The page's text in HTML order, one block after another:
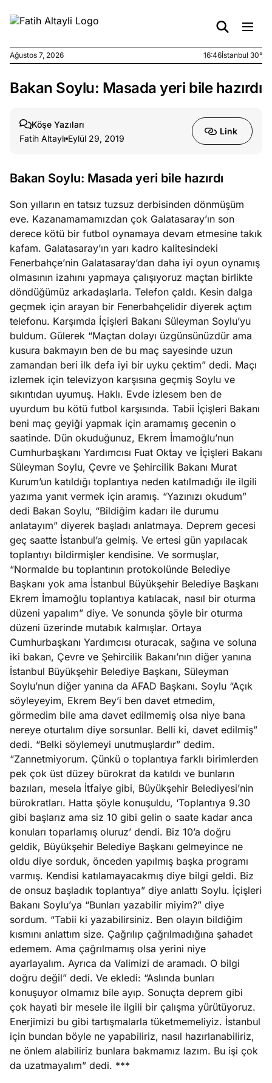
Ağustos
kirli
6, 2026
yasalar
Ağustos
5, 2026
stok
caiz
Köşe
Yazıları
Spor
Yazıları
Yazıları
Ağustos 7, 2026 16:46İstanbul 30°
Bakan Soylu: Masada yeri bile hazırdı
Köşe Yazıları
Fatih Altaylı Eylül 29, 2019
Link
Bakan Soylu: Masada yeri bile hazırdı
Son yılların en tatsız tuzsuz derbisinden dönmüşüm
eve. Kazanamamamızdan çok Galatasaray’ın son
derece kötü bir futbol oynamaya devam etmesine takık
kafam. Galatasaray’ın yarı kadro kalitesindeki
Fenerbahçe’nin Galatasaray’dan daha iyi oyun oynamış
olmasının izahını yapmaya çalışıyoruz maçtan birlikte
döndüğümüz arkadaşlarla. Telefon çaldı. Kesin dalga
geçmek için arayan bir Fenerbahçelidir diyerek açtım
telefonu. Karşımda İçişleri Bakanı Süleyman Soylu’yu
buldum. Gülerek “Maçtan dolayı üzgünsünüzdür ama
kusura bakmayın ben de bu maç sayesinde uzun
zamandan beri ilk defa iyi bir uyku çektim” dedi. Maçı
izlemek için televizyon karşısına geçmiş Soylu ve
sıkıntıdan uyumuş. Haklı. Evde izlesem ben de
uyurdum bu kötü futbol karşısında. Tabii İçişleri Bakanı
beni maç geyiği yapmak için aramamış gecenin o
saatinde. Dün okuduğunuz, Ekrem İmamoğlu’nun
Cumhurbaşkanı Yardımcısı Fuat Oktay ve İçişleri Bakanı
Süleyman Soylu, Çevre ve Şehircilik Bakanı Murat
Kurum’un katıldığı toplantıya neden katılmadığı ile ilgili
yazıma yanıt vermek için aramış. “Yazınızı okudum”
dedi Bakan Soylu, “Bildiğim kadarı ile durumu
anlatayım” diyerek başladı anlatmaya. Deprem gecesi
geç saatte İstanbul’a gelmiş. Ve ertesi gün yapılacak
toplantıyı bildirmişler kendisine. Ve sormuşlar,
“Normalde bu toplantının protokolünde Belediye
Başkanı yok ama İstanbul Büyükşehir Belediye Başkanı
Ekrem İmamoğlu toplantıya katılacak, nasıl bir oturma
düzeni yapalım” diye. Ve sonunda şöyle bir oturma
düzeni üzerinde mutabık kalmışlar. Ortaya
Cumhurbaşkanı Yardımcısı oturacak, sağına ve soluna
iki bakan, Çevre ve Şehircilik Bakanı’nın diğer yanına
İstanbul Büyükşehir Belediye Başkanı, Süleyman
Soylu’nun diğer yanına da AFAD Başkanı. Soylu “Açık
söyleyeyim, Ekrem Bey’i ben davet etmedim,
görmedim bile ama davet edilmemiş olsa niye bana
nereye oturtalım diye sorsunlar. Belli ki, davet edilmiş”
dedi. “Belki söylemeyi unutmuşlardır” dedim.
“Zannetmiyorum. Çünkü o toplantıya farklı birimlerden
pek çok üst düzey bürokrat da katıldı ve bunların
bazıları, mesela İtfaiye gibi, Büyükşehir Belediyesi’nin
bürokratları. Hatta şöyle konuşuldu, ‘Toplantıya 9.30
gibi başlarız ama siz 10 gibi gelin o saate kadar anca
konuları toparlamış oluruz’ dendi. Biz 10’a doğru
geldik, Büyükşehir Belediye Başkanı gelmeyince ne
oldu diye sorduk, önceden yapılmış başka programı
varmış. Kendisi katılamayacakmış diye bilgi geldi. Biz
de onsuz başladık toplantıya” diye anlattı Soylu. İçişleri
Bakanı Soylu’ya “Bunları yazabilir miyim?” diye
sordum. “Tabii ki yazabilirsiniz. Ben olayın bildiğim
kısmını anlattım size. Çağrılıp çağrılmadığına şahadet
edemem. Ama çağrılmamış olsa yerini niye
ayarlayalım. Ayrıca da Valimizi de aramadı. O bilgi
doğru değil” dedi. Ve ekledi: “Aslında bunları
konuşuyor olmamız bile ayıp. Sonuçta deprem gibi
çok hayati bir mesele ile ilgili bir çalışma yürütüyoruz.
Enerjimizi bu gibi tartışmalarla tüketmemeliyiz. İstanbul
için bundan böyle ne yapabiliriz, nasıl hazırlanabiliriz,
ne önlem alabiliriz bunlara bakmamız lazım. Bu işi çok
da uzatmayalım” dedi. ***